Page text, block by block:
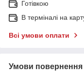
Готівкою
В терміналі на
Всі умови оплати
Умови повернення